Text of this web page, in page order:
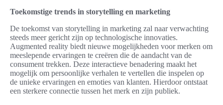
Toekomstige trends in storytelling en marketing
De toekomst van storytelling in marketing zal naar verwachting
steeds meer gericht zijn op technologische innovaties.
Augmented reality biedt nieuwe mogelijkheden voor merken om
meeslepende ervaringen te creëren die de aandacht van de
consument trekken. Deze interactieve benadering maakt het
mogelijk om persoonlijke verhalen te vertellen die inspelen op
de unieke ervaringen en emoties van klanten. Hierdoor ontstaat
een sterkere connectie tussen het merk en zijn publiek.